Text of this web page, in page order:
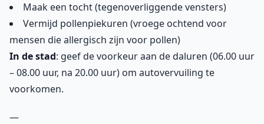
Maak een tocht (tegenoverliggende vensters)
Vermijd pollenpiekuren (vroege ochtend voor
mensen die allergisch zijn voor pollen)
In de stad: geef de voorkeur aan de daluren (06.00 uur
– 08.00 uur, na 20.00 uur) om autovervuiling te
voorkomen.
—